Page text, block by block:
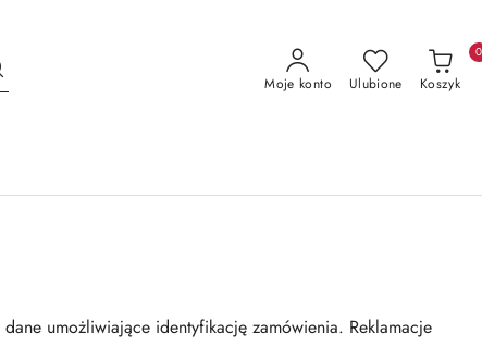
Moje konto Ulubione Koszyk
0
umożliwiające identyfikację zamówienia. Reklamacje